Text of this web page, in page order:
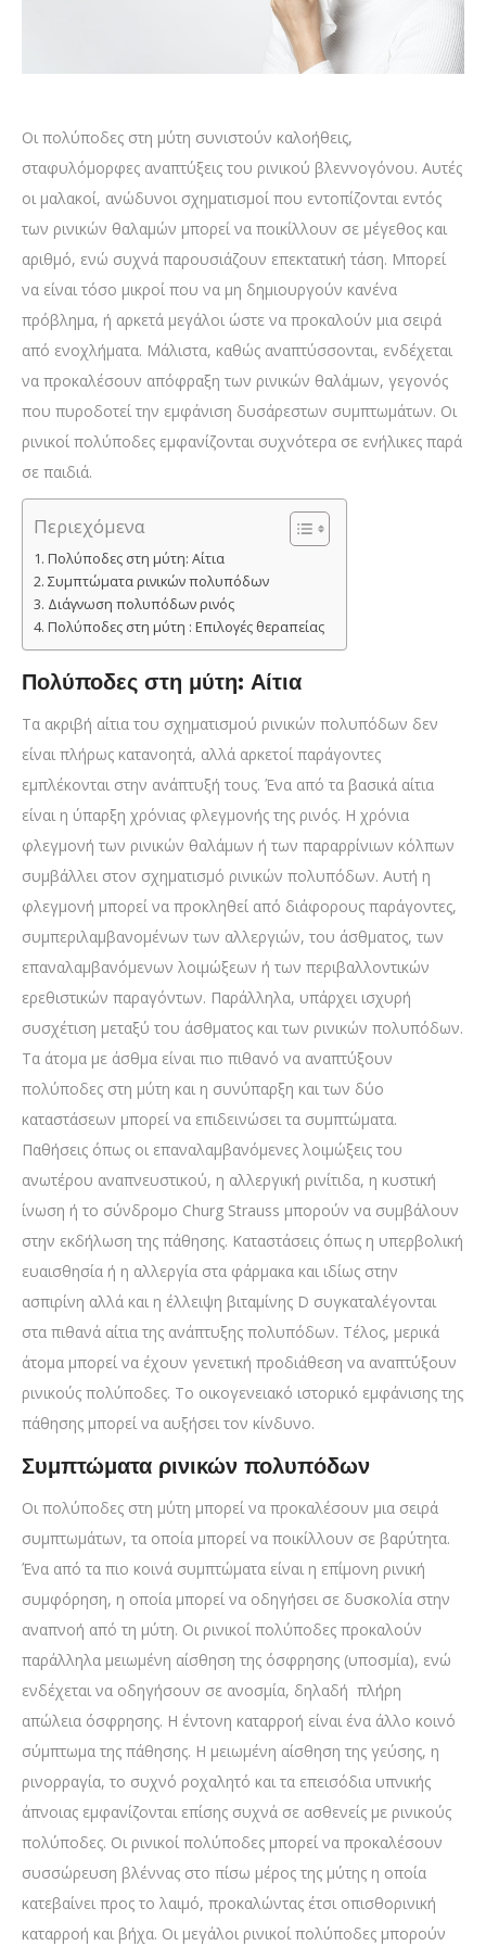
Οι πολύποδες στη μύτη συνιστούν καλοήθεις,
σταφυλόμορφες αναπτύξεις του ρινικού βλεννογόνου. Αυτές
οι μαλακοί, ανώδυνοι σχηματισμοί που εντοπίζονται εντός
των ρινικών θαλαμών μπορεί να ποικίλλουν σε μέγεθος και
αριθμό, ενώ συχνά παρουσιάζουν επεκτατική τάση. Μπορεί
να είναι τόσο μικροί που να μη δημιουργούν κανένα
πρόβλημα, ή αρκετά μεγάλοι ώστε να προκαλούν μια σειρά
από ενοχλήματα. Μάλιστα, καθώς αναπτύσσονται, ενδέχεται
να προκαλέσουν απόφραξη των ρινικών θαλάμων, γεγονός
που πυροδοτεί την εμφάνιση δυσάρεστων συμπτωμάτων. Οι
ρινικοί πολύποδες εμφανίζονται συχνότερα σε ενήλικες παρά
σε παιδιά.
Περιεχόμενα
Πολύποδες στη μύτη: Αίτια
Συμπτώματα ρινικών πολυπόδων
Διάγνωση πολυπόδων ρινός
Πολύποδες στη μύτη : Επιλογές θεραπείας
Πολύποδες στη μύτη: Αίτια
Τα ακριβή αίτια του σχηματισμού ρινικών πολυπόδων δεν
είναι πλήρως κατανοητά, αλλά αρκετοί παράγοντες
εμπλέκονται στην ανάπτυξή τους. Ένα από τα βασικά αίτια
είναι η ύπαρξη χρόνιας φλεγμονής της ρινός. Η χρόνια
φλεγμονή των ρινικών θαλάμων ή των παραρρίνιων κόλπων
συμβάλλει στον σχηματισμό ρινικών πολυπόδων. Αυτή η
φλεγμονή μπορεί να προκληθεί από διάφορους παράγοντες,
συμπεριλαμβανομένων των αλλεργιών, του άσθματος, των
επαναλαμβανόμενων λοιμώξεων ή των περιβαλλοντικών
ερεθιστικών παραγόντων. Παράλληλα, υπάρχει ισχυρή
συσχέτιση μεταξύ του άσθματος και των ρινικών πολυπόδων.
Τα άτομα με άσθμα είναι πιο πιθανό να αναπτύξουν
πολύποδες στη μύτη και η συνύπαρξη και των δύο
καταστάσεων μπορεί να επιδεινώσει τα συμπτώματα.
Παθήσεις όπως οι επαναλαμβανόμενες λοιμώξεις του
ανωτέρου αναπνευστικού, η αλλεργική ρινίτιδα, η κυστική
ίνωση ή το σύνδρομο Churg Strauss μπορούν να συμβάλουν
στην εκδήλωση της πάθησης. Καταστάσεις όπως η υπερβολική
ευαισθησία ή η αλλεργία στα φάρμακα και ιδίως στην
ασπιρίνη αλλά και η έλλειψη βιταμίνης D συγκαταλέγονται
στα πιθανά αίτια της ανάπτυξης πολυπόδων. Τέλος, μερικά
άτομα μπορεί να έχουν γενετική προδιάθεση να αναπτύξουν
ρινικούς πολύποδες. Το οικογενειακό ιστορικό εμφάνισης της
πάθησης μπορεί να αυξήσει τον κίνδυνο.
Συμπτώματα ρινικών πολυπόδων
Οι πολύποδες στη μύτη μπορεί να προκαλέσουν μια σειρά
συμπτωμάτων, τα οποία μπορεί να ποικίλλουν σε βαρύτητα.
Ένα από τα πιο κοινά συμπτώματα είναι η επίμονη ρινική
συμφόρηση, η οποία μπορεί να οδηγήσει σε δυσκολία στην
αναπνοή από τη μύτη. Οι ρινικοί πολύποδες προκαλούν
παράλληλα μειωμένη αίσθηση της όσφρησης (υποσμία), ενώ
ενδέχεται να οδηγήσουν σε ανοσμία, δηλαδή πλήρη
απώλεια όσφρησης. Η έντονη καταρροή είναι ένα άλλο κοινό
σύμπτωμα της πάθησης. Η μειωμένη αίσθηση της γεύσης, η
ρινορραγία, το συχνό ροχαλητό και τα επεισόδια υπνικής
άπνοιας εμφανίζονται επίσης συχνά σε ασθενείς με ρινικούς
πολύποδες. Οι ρινικοί πολύποδες μπορεί να προκαλέσουν
συσσώρευση βλέννας στο πίσω μέρος της μύτης η οποία
κατεβαίνει προς το λαιμό, προκαλώντας έτσι οπισθορινική
καταρροή και βήχα. Οι μεγάλοι ρινικοί πολύποδες μπορούν